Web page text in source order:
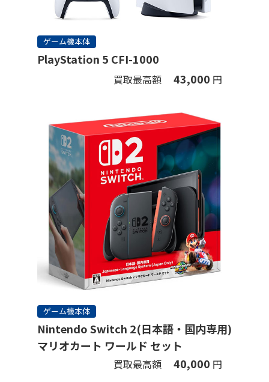
ゲーム機本体
PlayStation 5 CFI-1000
買取最高額 43,000 円
ゲーム機本体
Nintendo Switch 2(日本語・国内専用)
マリオカート ワールド セット
買取最高額 40,000 円